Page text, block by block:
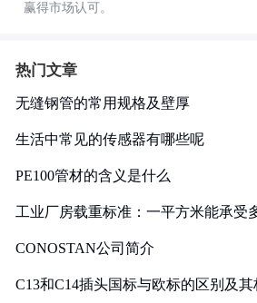
赢得市场认可。
热门文章
无缝钢管的常用规格及壁厚
生活中常见的传感器有哪些呢
PE100管材的含义是什么
工业厂房载重标准：一平方米能承受
CONOSTAN公司简介
C13和C14插头国标与欧标的区别及